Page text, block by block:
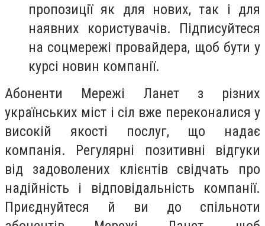
пропозиції як для нових, так і для
наявних користувачів. Підписуйтеся
на соцмережі провайдера, щоб бути у
курсі новин компанії.
Абоненти Мережі Ланет з різних
українських міст і сіл вже переконалися у
високій якості послуг, що надає
компанія. Регулярні позитивні відгуки
від задоволених клієнтів свідчать про
надійність і відповідальність компанії.
Приєднуйтеся й ви до спільноти